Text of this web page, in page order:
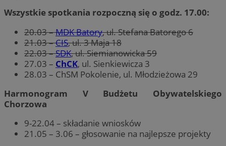
Wszystkie spotkania rozpoczną się o godz. 17.00:
20.03 –MDK Batory, ul. Stefana Batorego 6
21.03 –CIS, ul. 3 Maja 18
22.03 –SDK, ul. Siemianowicka 59
27.03 – ChCK, ul. Sienkiewicza 3
28.03 – ChSM Pokolenie, ul. Młodzieżowa 29
Harmonogram V Budżetu Obywatelskiego
Chorzowa
9-22.04 – składanie wniosków
21.05 – 3.06 – głosowanie na najlepsze projekty